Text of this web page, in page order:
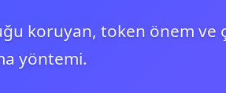
koruyan, token önem ve
yöntemi.